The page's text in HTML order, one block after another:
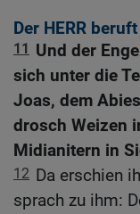
Der HERR
11
Und der
sich unter die
Joas, dem
drosch Weizen
Midianitern in
12 Da erschien
sprach zu ihm: